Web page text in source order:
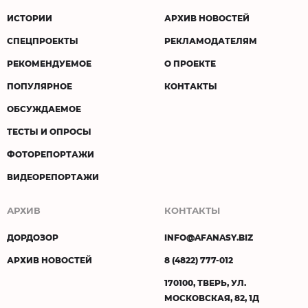
ИСТОРИИ
СПЕЦПРОЕКТЫ
РЕКОМЕНДУЕМОЕ
ПОПУЛЯРНОЕ
ОБСУЖДАЕМОЕ
ТЕСТЫ И ОПРОСЫ
ФОТОРЕПОРТАЖИ
ВИДЕОРЕПОРТАЖИ
АРХИВ НОВОСТЕЙ
РЕКЛАМОДАТЕЛЯМ
О ПРОЕКТЕ
КОНТАКТЫ
АРХИВ
ДОРДОЗОР
АРХИВ НОВОСТЕЙ
КОНТАКТЫ
INFO@AFANASY.BIZ
8 (4822) 777-012
170100, ТВЕРЬ, УЛ.
МОСКОВСКАЯ, 82, 1Д